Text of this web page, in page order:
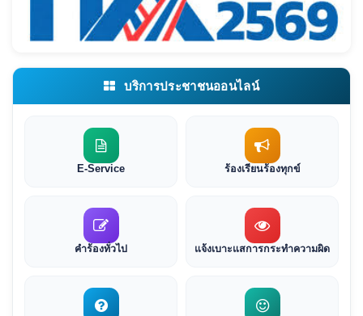
บริการประชาชนออนไลน์
E-Service ร้องเรียนร้องทุกข์
คำร้องทั่วไป แจ้งเบาะแสการกระทำความผิด